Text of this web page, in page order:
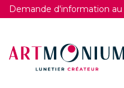
Demande d'information au